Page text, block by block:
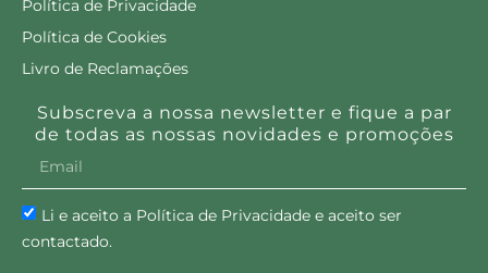
Política de Privacidade
Política de Cookies
Livro de Reclamações
Subscreva a nossa newsletter e fique a par
de todas as nossas novidades e promoções
Li e aceito a Política de Privacidade e aceito ser
contactado.